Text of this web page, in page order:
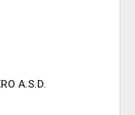
A.S.D.